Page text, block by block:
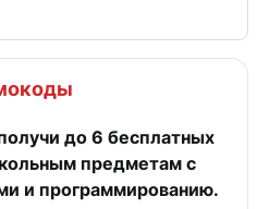
до 6 бесплатных
предметам с
и программированию.